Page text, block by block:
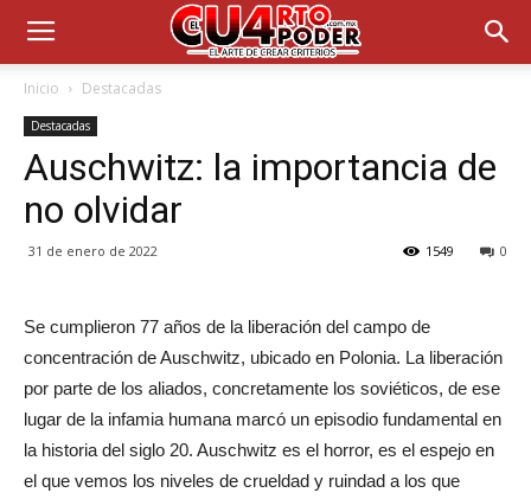
Inicio Destacadas
Destacadas
Auschwitz: la importancia de
no olvidar
31 de enero de 2022 0
1549
Se cumplieron 77 años de la liberación del campo de
concentración de Auschwitz, ubicado en Polonia. La liberación
por parte de los aliados, concretamente los soviéticos, de ese
lugar de la infamia humana marcó un episodio fundamental en
la historia del siglo 20. Auschwitz es el horror, es el espejo en
el que vemos los niveles de crueldad y ruindad a los que